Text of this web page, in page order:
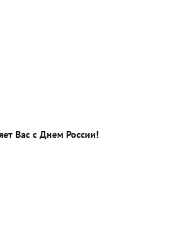
Вас с Днем России!